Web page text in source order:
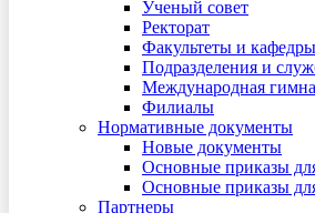
Ученый совет
Ректорат
Факультеты и кафедры
Подразделения и
Международная
Филиалы
Нормативные документы
Новые документы
Основные приказы
Основные приказы
Партнеры